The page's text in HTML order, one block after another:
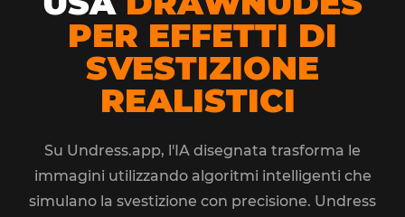
PER EFFETTI DI
SVESTIZIONE
REALISTICI
Su Undress.app, l'IA disegnata trasforma le
immagini utilizzando algoritmi intelligenti che
simulano la svestizione con precisione. Undress